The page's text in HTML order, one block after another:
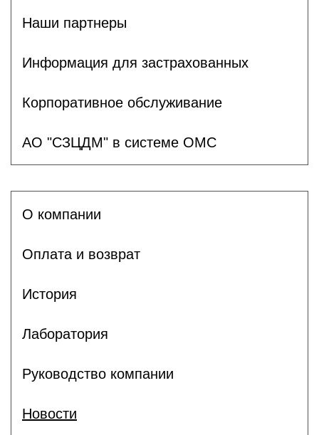
Наши партнеры
Информация для застрахованных
Корпоративное обслуживание
АО "СЗЦДМ" в системе ОМС
О компании
Оплата и возврат
История
Лаборатория
Руководство компании
Новости